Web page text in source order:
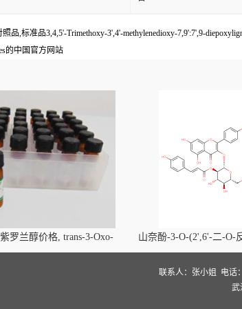
品,标准品3,4,5'-Trimethoxy-3',4'-methylenedioxy-7,9':7',9-
的中国官方网站
罗兰醇价格, trans-3-Oxo-
照品, CAS号:896107-70-3
山奈酚-3-O-(2',6'-二-O-
beta-D-吡喃葡萄糖苷价
(2',6'-di-O-trans-p-
glucopyranoside对照品,
联系人：张小姐 电话
武